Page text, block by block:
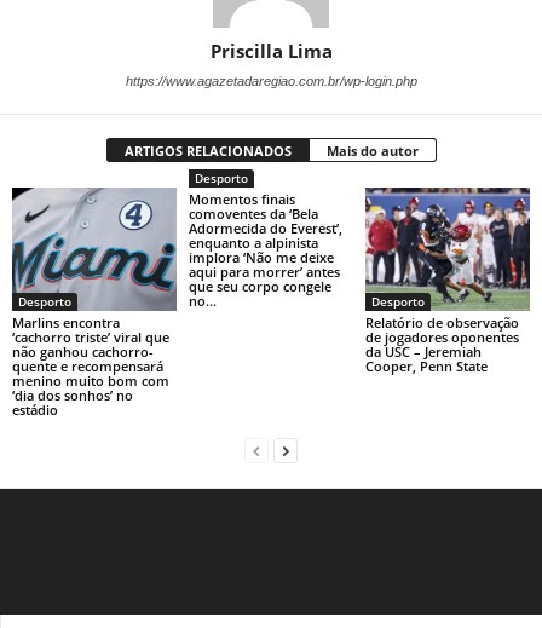
Priscilla Lima
https://www.agazetadaregiao.com.br/wp-login.php
ARTIGOS RELACIONADOS Mais do autor
Desporto
Marlins encontra
‘cachorro triste’ viral que
não ganhou cachorro-
quente e recompensará
menino muito bom com
‘dia dos sonhos’ no
estádio
Desporto
Momentos finais
comoventes da ‘Bela
Adormecida do Everest’,
enquanto a alpinista
implora ‘Não me deixe
aqui para morrer’ antes
que seu corpo congele
no...
Desporto
Relatório de observação
de jogadores oponentes
da USC – Jeremiah
Cooper, Penn State